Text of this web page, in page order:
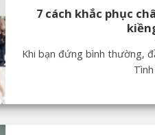
7 cách khắc phục
Khi bạn đứng bình thường,